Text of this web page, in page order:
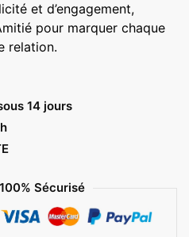
et d’engagement,
pour marquer chaque
relation.
14 jours
Sécurisé